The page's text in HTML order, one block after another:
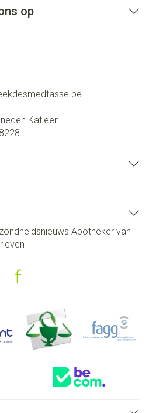
op
Katleen
Apotheker van